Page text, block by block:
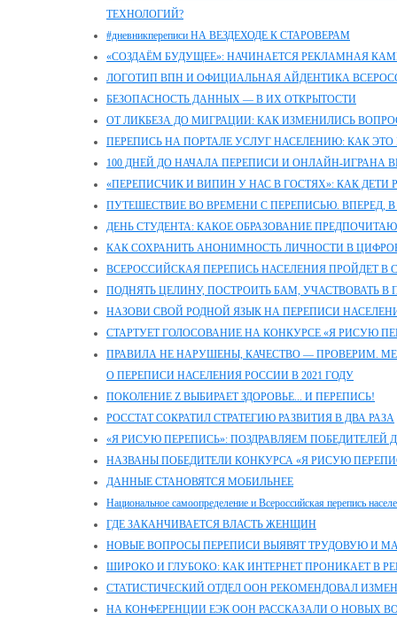
ТЕХНОЛОГИЙ?
#дневникпереписи НА ВЕЗДЕХОДЕ К СТАРОВЕРАМ
«СОЗДАЁМ БУДУЩЕЕ»: НАЧИНАЕТСЯ РЕКЛАМНАЯ
ЛОГОТИП ВПН И ОФИЦИАЛЬНАЯ АЙДЕНТИКА
БЕЗОПАСНОСТЬ ДАННЫХ — В ИХ ОТКРЫТОСТИ
ОТ ЛИКБЕЗА ДО МИГРАЦИИ: КАК ИЗМЕНИЛИСЬ
ПЕРЕПИСЬ НА ПОРТАЛЕ УСЛУГ НАСЕЛЕНИЮ: КАК ЭТО
100 ДНЕЙ ДО НАЧАЛА ПЕРЕПИСИ И ОНЛАЙН-ИГРАНА
«ПЕРЕПИСЧИК И ВИПИН У НАС В ГОСТЯХ»: КАК ДЕТИ
ПУТЕШЕСТВИЕ ВО ВРЕМЕНИ С ПЕРЕПИСЬЮ. ВПЕРЕД,
ДЕНЬ СТУДЕНТА: КАКОЕ ОБРАЗОВАНИЕ
КАК СОХРАНИТЬ АНОНИМНОСТЬ ЛИЧНОСТИ В
ВСЕРОССИЙСКАЯ ПЕРЕПИСЬ НАСЕЛЕНИЯ ПРОЙДЕТ В
ПОДНЯТЬ ЦЕЛИНУ, ПОСТРОИТЬ БАМ, УЧАСТВОВАТЬ В
НАЗОВИ СВОЙ РОДНОЙ ЯЗЫК НА ПЕРЕПИСИ
СТАРТУЕТ ГОЛОСОВАНИЕ НА КОНКУРСЕ «Я РИСУЮ
ПРАВИЛА НЕ НАРУШЕНЫ, КАЧЕСТВО — ПРОВЕРИМ.
О ПЕРЕПИСИ НАСЕЛЕНИЯ РОССИИ В 2021 ГОДУ
ПОКОЛЕНИЕ Z ВЫБИРАЕТ ЗДОРОВЬЕ... И ПЕРЕПИСЬ!
РОССТАТ СОКРАТИЛ СТРАТЕГИЮ РАЗВИТИЯ В ДВА РАЗА
«Я РИСУЮ ПЕРЕПИСЬ»: ПОЗДРАВЛЯЕМ ПОБЕДИТЕЛЕЙ
НАЗВАНЫ ПОБЕДИТЕЛИ КОНКУРСА «Я РИСУЮ
ДАННЫЕ СТАНОВЯТСЯ МОБИЛЬНЕЕ
Национальное самоопределение и Всероссийская перепись
ГДЕ ЗАКАНЧИВАЕТСЯ ВЛАСТЬ ЖЕНЩИН
НОВЫЕ ВОПРОСЫ ПЕРЕПИСИ ВЫЯВЯТ ТРУДОВУЮ И
ШИРОКО И ГЛУБОКО: КАК ИНТЕРНЕТ ПРОНИКАЕТ В
СТАТИСТИЧЕСКИЙ ОТДЕЛ ООН РЕКОМЕНДОВАЛ
НА КОНФЕРЕНЦИИ ЕЭК ООН РАССКАЗАЛИ О НОВЫХ